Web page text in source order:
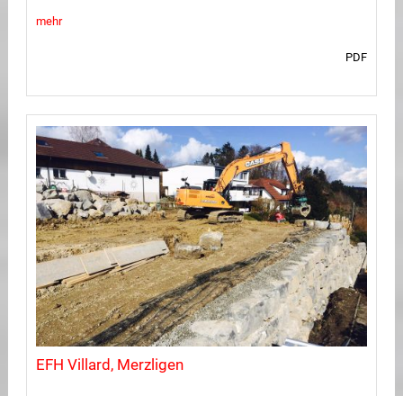
mehr
PDF
EFH Villard, Merzligen